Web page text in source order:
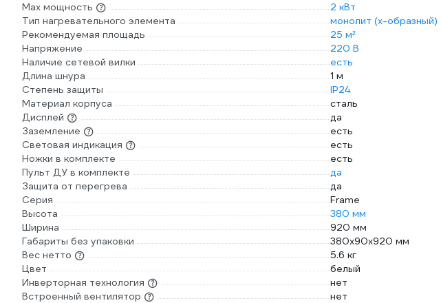
Max мощность
2 кВт
Тип нагревательного элемента
монолит (х-образный)
Рекомендуемая площадь
25 м²
Напряжение
220 В
Наличие сетевой вилки
есть
Длина шнура
1 м
Степень защиты
IP24
Материал корпуса
сталь
Дисплей
да
Заземление
есть
Световая индикация
есть
Ножки в комплекте
есть
Пульт ДУ в комплекте
да
Защита от перегрева
да
Серия
Frame
Высота
380 мм
Ширина
920 мм
Габариты без упаковки
380х90х920 мм
Вес нетто
5.6 кг
Цвет
белый
Инверторная технология
нет
Встроенный вентилятор
нет